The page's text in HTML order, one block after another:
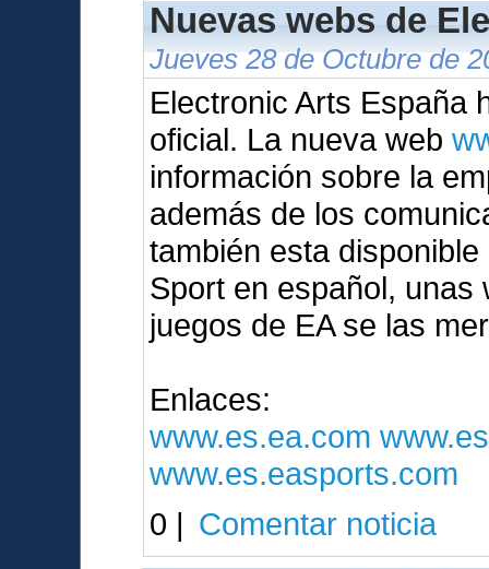
Nuevas webs de
Jueves 28 de Octubre de
Electronic Arts España
oficial. La nueva web
información sobre la
además de los
también esta
Sport en español, unas
juegos de EA se las
Enlaces:
www.es.ea.com
www.es.easports.com
0 | Comentar noticia